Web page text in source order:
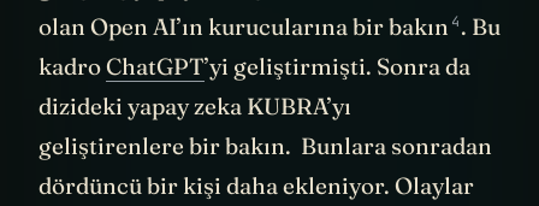
gelişmiş yapay zeka şirketlerinden biri
olan Open AI’ın kurucularınabir bakın4. Bu
kadroChatGPT’yi geliştirmişti. Sonra da
dizideki yapay zeka KUBRA’yı
geliştirenlere bir bakın. Bunlara sonradan